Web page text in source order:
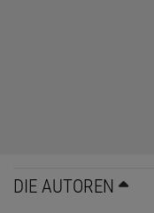
DIE AUTOREN